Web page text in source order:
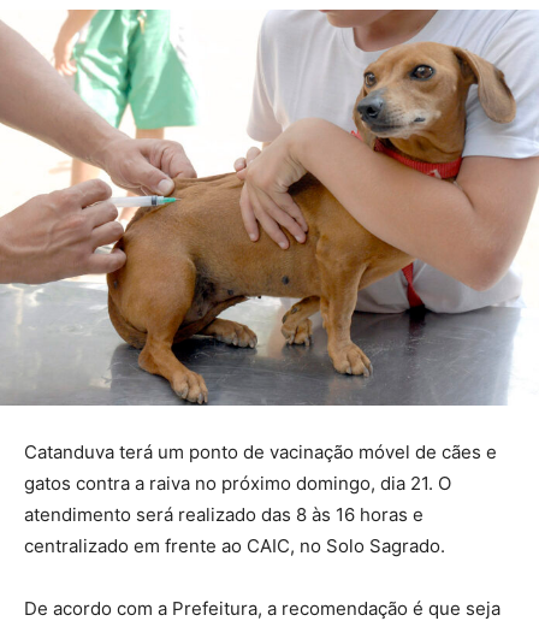
Catanduva terá um ponto de vacinação móvel de cães e
gatos contra a raiva no próximo domingo, dia 21. O
atendimento será realizado das 8 às 16 horas e
centralizado em frente ao CAIC, no Solo Sagrado.
De acordo com a Prefeitura, a recomendação é que seja